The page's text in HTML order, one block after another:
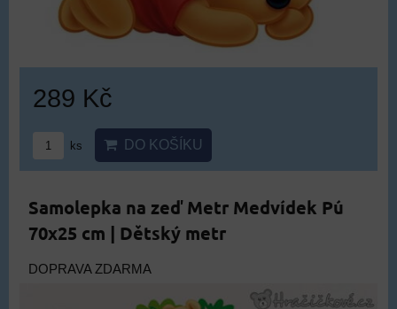
289 Kč
ks DO KOŠÍKU
Samolepka na zeď Metr Medvídek Pú
70x25 cm | Dětský metr
DOPRAVA ZDARMA